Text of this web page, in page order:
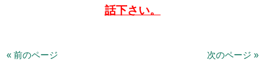
話下さい。
« 前のページ 次のページ »